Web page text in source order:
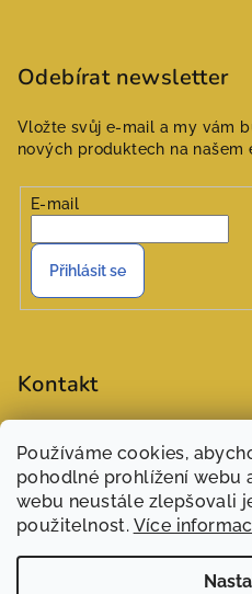
Používáme cookies,
pohodlné prohlížení webu
webu neustále zlepšovali
použitelnost. Více
Odebírat newsletter
Vložte svůj e-mail a my vám
nových produktech na našem
E-mail
Přihlásit se
Kontakt
777551848 (Šárka)